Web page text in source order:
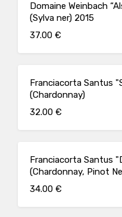
Domaine Weinbach
(Sylva ner) 2015
37.00 €
Franciacorta Santus
(Chardonnay)
32.00 €
Franciacorta Santus
(Chardonnay, Pinot
34.00 €